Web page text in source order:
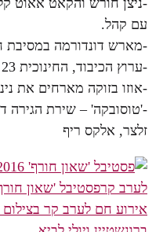
-ניצן חורש והקאט אאוט
עם קהל.
-מארש דונדורמה במסיבת
-ערוץ הכיבוד, החינוכית 23
-אוזו בזוקה מארחים את
זלצר, אלקס ריף